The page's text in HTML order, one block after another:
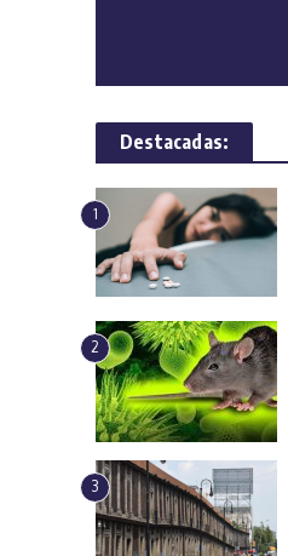
Destacadas:
1
2
3